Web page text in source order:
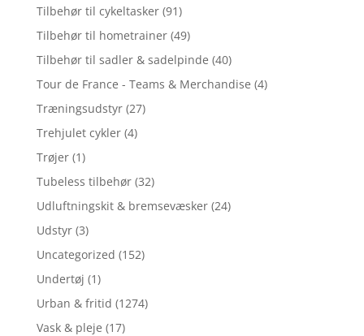
Tilbehør til cykeltasker (91)
Tilbehør til hometrainer (49)
Tilbehør til sadler & sadelpinde (40)
Tour de France - Teams & Merchandise (4)
Træningsudstyr (27)
Trehjulet cykler (4)
Trøjer (1)
Tubeless tilbehør (32)
Udluftningskit & bremsevæsker (24)
Udstyr (3)
Uncategorized (152)
Undertøj (1)
Urban & fritid (1274)
Vask & pleje (17)